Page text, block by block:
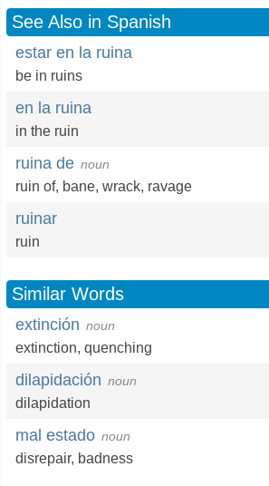
See Also in Spanish
estar en la ruina
be in ruins
en la ruina
in the ruin
ruina de noun
ruin of, bane, wrack, ravage
ruinar
ruin
Similar Words
extinción noun
extinction, quenching
dilapidación noun
dilapidation
mal estado noun
disrepair, badness